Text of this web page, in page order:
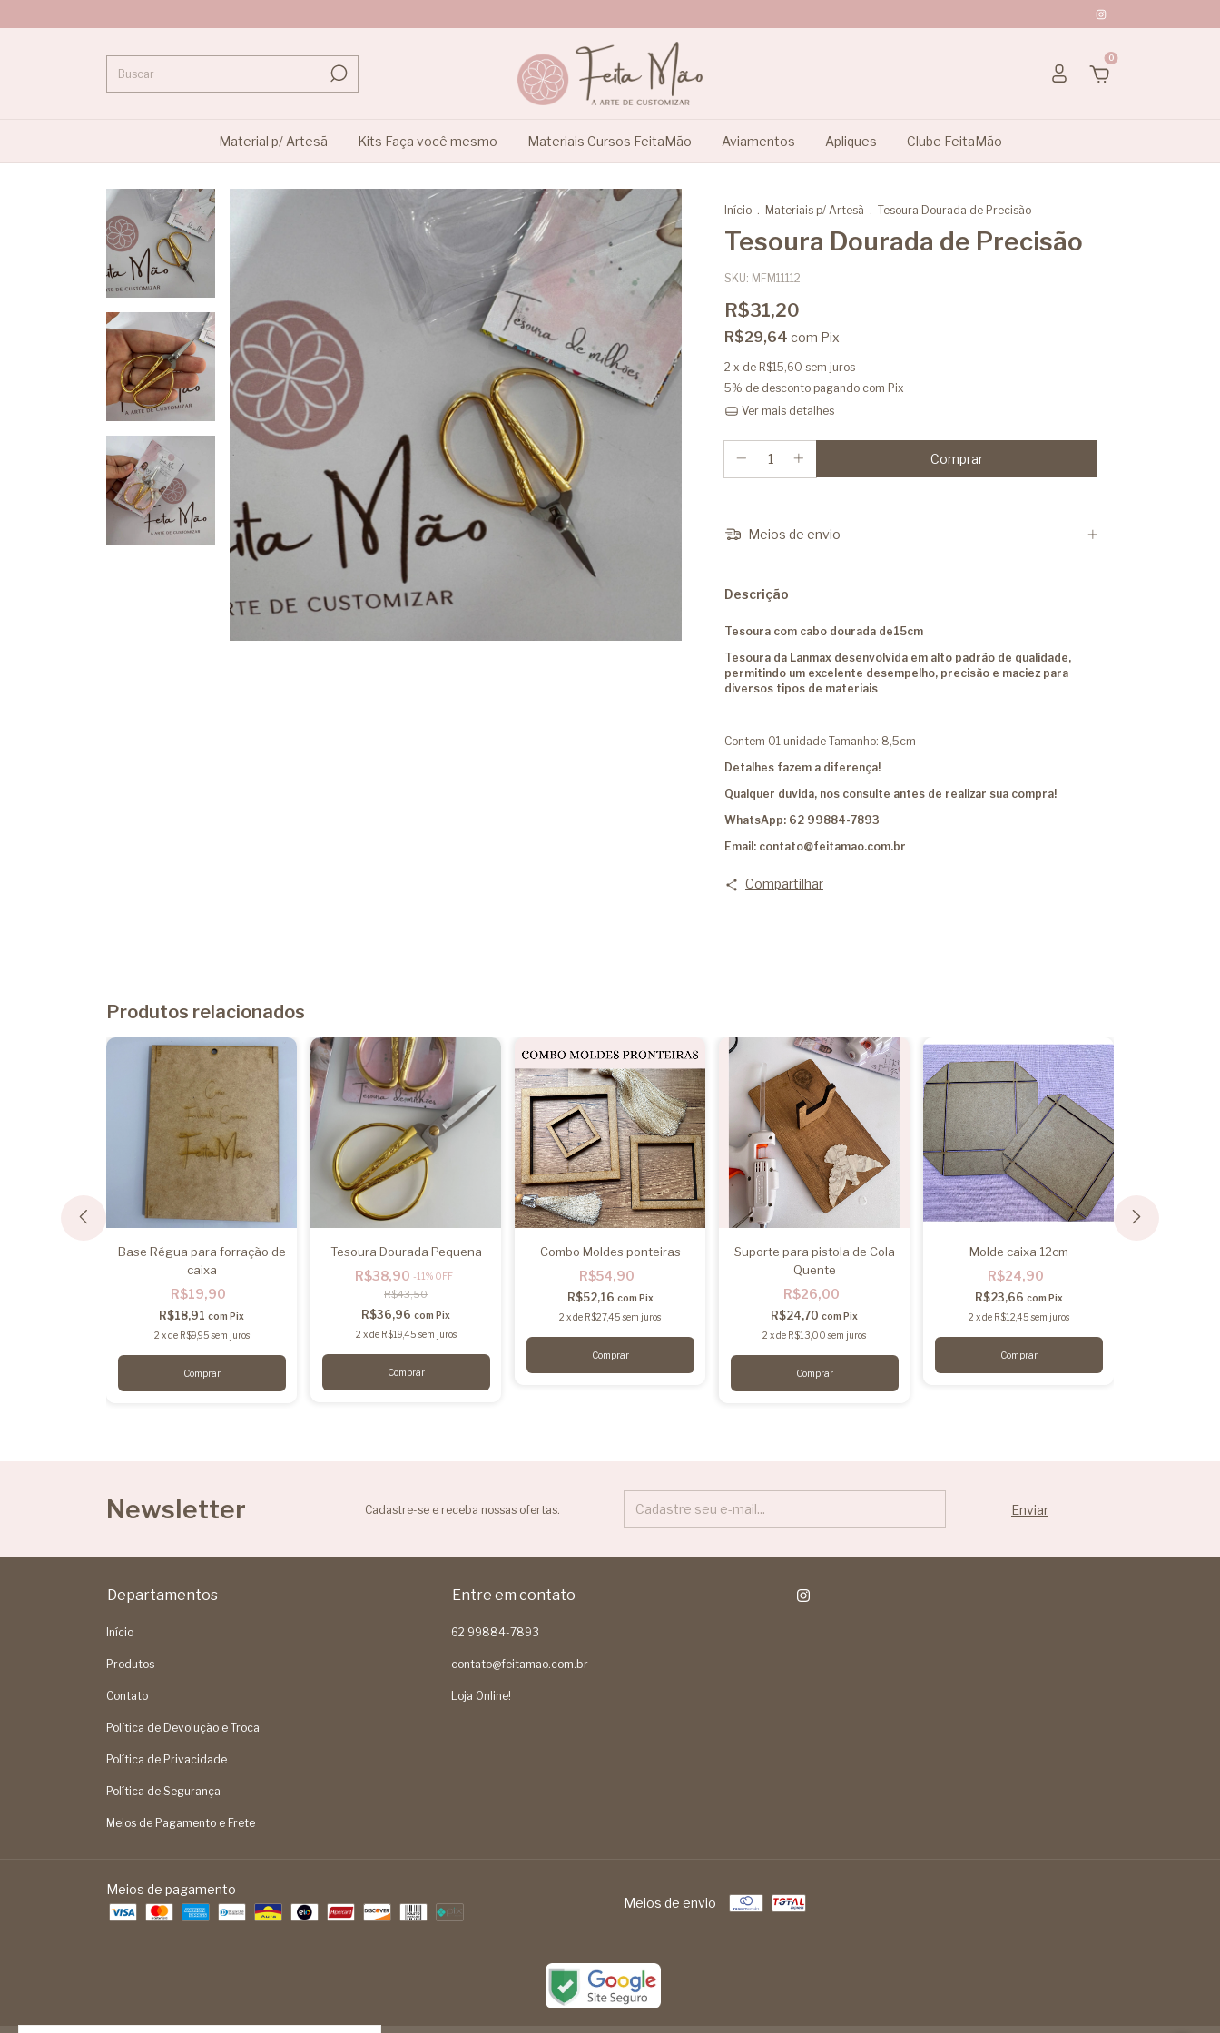
0
Material p/ Artesã Kits Faça você mesmo Materiais Cursos FeitaMão Aviamentos Apliques Clube FeitaMão
Início . Materiais p/ Artesã . Tesoura Dourada de Precisão
Tesoura Dourada de Precisão
SKU: MFM11112
R$31,20
R$29,64 com Pix
2 x de R$15,60 sem juros
5% de desconto pagando com Pix
Ver mais detalhes
Meios de envio
Descrição
Tesoura com cabo dourada de15cm
Tesoura da Lanmax desenvolvida em alto padrão de qualidade,
permitindo um excelente desempelho, precisão e maciez para
diversos tipos de materiais
Contem 01 unidade Tamanho: 8,5cm
Detalhes fazem a diferença!
Qualquer duvida, nos consulte antes de realizar sua compra!
WhatsApp: 62 99884-7893
Email: contato@feitamao.com.br
Compartilhar
Produtos relacionados
Base Régua para forração de
caixa
R$19,90
R$18,91 com Pix
2 xde R$9,95 sem juros
Tesoura Dourada Pequena
R$38,90 -11% OFF
R$43,50
R$36,96 com Pix
2 xde R$19,45 sem juros
Combo Moldes ponteiras
R$54,90
R$52,16 com Pix
2 xde R$27,45 sem juros
Suporte para pistola de Cola
Quente
R$26,00
R$24,70 com Pix
2 xde R$13,00 sem juros
Molde caixa 12cm
R$24,90
R$23,66 com Pix
2 xde R$12,45 sem juros
Newsletter Cadastre-se e receba nossas ofertas.
Departamentos
Início
Produtos
Contato
Política de Devolução e Troca
Política de Privacidade
Política de Segurança
Meios de Pagamento e Frete
Entre em contato
62 99884-7893
contato@feitamao.com.br
Loja Online!
Meios de pagamento
Meios de envio